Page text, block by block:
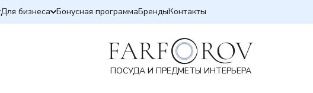
Для бизнеса Бонусная программаБрендыКонтакты
ПОСУДА И ПРЕДМЕТЫ ИНТЕРЬЕРА